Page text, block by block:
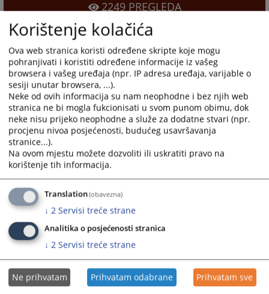
2249PREGLEDA
Korištenje kolačića
Ova web stranica koristi određene skripte koje mogu
pohranjivati i koristiti određene informacije iz vašeg
browsera i vašeg uređaja (npr. IP adresa uređaja, varijable o
sesiji unutar browsera, ...).
Neke od ovih informacija su nam neophodne i bez njih web
stranica ne bi mogla fukcionisati u svom punom obimu, dok
neke nisu prijeko neophodne a služe za dodatne stvari (npr.
procjenu nivoa posjećenosti, budućeg usavršavanja
stranice...).
Na ovom mjestu možete dozvoliti ili uskratiti pravo na
korištenje tih informacija.
Translation(obavezna)
↓ 2 Servisi treće strane
Analitika o posjećenosti stranica
↓ 2 Servisi treće strane
Ne prihvatam Prihvatam odabrane Prihvatam sve